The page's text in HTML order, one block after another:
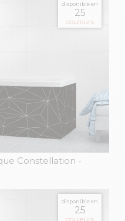
disponible en
25
couleurs
Constellation -
disponible en
25
couleurs